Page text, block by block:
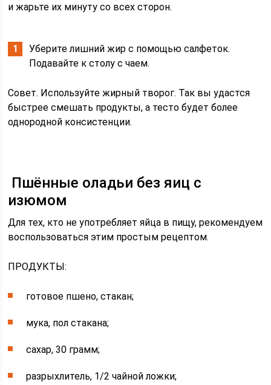
и жарьте их минуту со всех сторон.
Уберите лишний жир с помощью салфеток.
Подавайте к столу с чаем.
Совет. Используйте жирный творог. Так вы удастся
быстрее смешать продукты, а тесто будет более
однородной консистенции.
Пшённые оладьи без яиц с
изюмом
Для тех, кто не употребляет яйца в пищу, рекомендуем
воспользоваться этим простым рецептом.
ПРОДУКТЫ:
готовое пшено, стакан;
мука, пол стакана;
сахар, 30 грамм;
разрыхлитель, 1/2 чайной ложки;